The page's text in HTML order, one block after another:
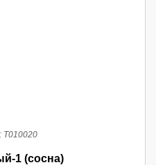
Т010020
1 (сосна)